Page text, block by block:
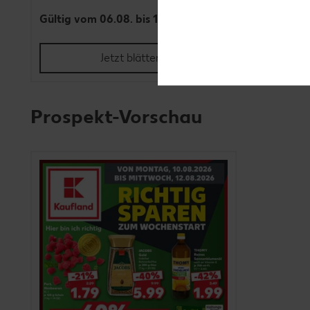
Gültig vom 06.08. bis 12.08.
Jetzt blättern
Prospekt-Vorschau